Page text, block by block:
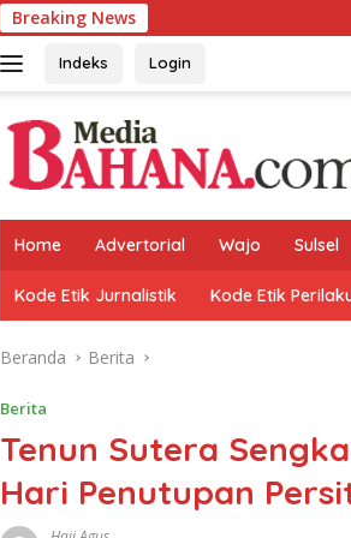
Breaking News
Indeks Login
Home Advertorial Wajo Sulsel
Kode Etik Jurnalistik Kode Etik
Beranda Berita
Berita
Tenun Sutera
Hari Penutupan